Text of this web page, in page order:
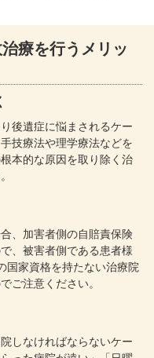
療を行うメリッ
後遺症に悩まされるケー
技療法や理学療法などを
本的な原因を取り除く治
、加害者側の自賠責保険
、被害者側である患者様
国家資格を持たない治療院
ご注意ください。
しなければならないケー